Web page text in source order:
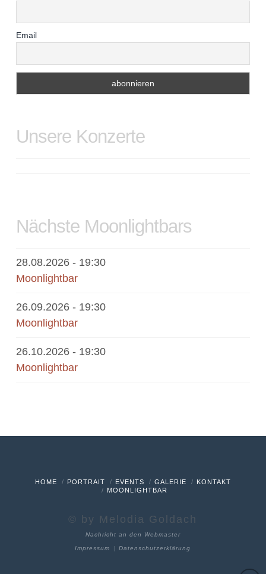
Email
Unsere Konzerte
Nächste Moonlightbars
28.08.2026- 19:30
Moonlightbar
26.09.2026- 19:30
Moonlightbar
26.10.2026- 19:30
Moonlightbar
HOME PORTRAIT EVENTS GALERIE
KONTAKT
MOONLIGHTBAR
© by Melodia Goldach
Nachricht an den Webmaster
Impressum |Datenschutzerklärung